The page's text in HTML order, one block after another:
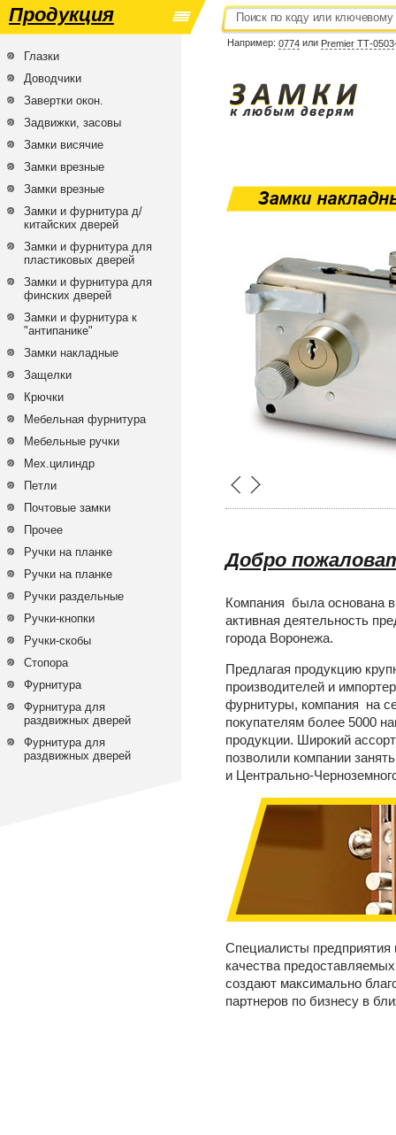
Продукция
Например: 0774 или Premier ТТ-
Глазки
Доводчики
Завертки окон.
Задвижки, засовы
Замки висячие
Замки врезные
Замки врезные
Замки и фурнитура д/
китайских дверей
Замки и фурнитура для
пластиковых дверей
Замки и фурнитура для
финских дверей
Замки и фурнитура к
"антипанике"
Замки накладные
Защелки
Крючки
Мебельная фурнитура
Мебельные ручки
Мех.цилиндр
Петли
Почтовые замки
Прочее
Ручки на планке
Ручки на планке
Ручки раздельные
Ручки-кнопки
Ручки-скобы
Стопора
Фурнитура
Фурнитура для
раздвижных дверей
Фурнитура для
раздвижных дверей
Добро
Компания была основана в
активная деятельность
города Воронежа.
Предлагая продукцию
производителей и
фурнитуры, компания на
покупателям более 5000
продукции. Широкий
позволили компании
и Центрально-
Специалисты
качества
создают максимально
партнеров по бизнесу в